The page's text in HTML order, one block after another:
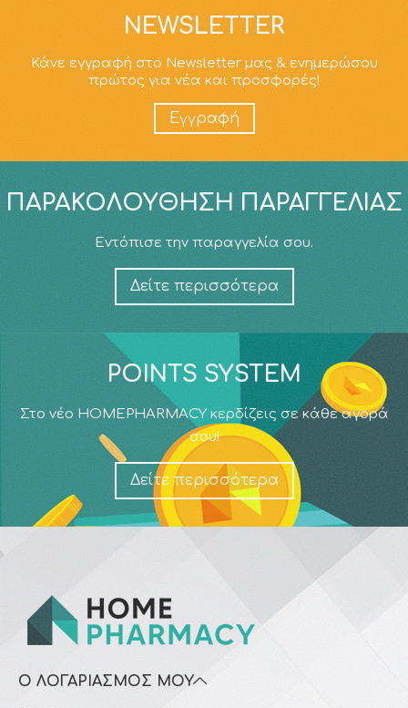
NEWSLETTER
Κάνε εγγραφή στο Newsletter μας & ενημερώσου
πρώτος για νέα και προσφορές!
Εγγραφή
ΠΑΡΑΚΟΛΟΎΘΗΣΗ ΠΑΡΑΓΓΕΛΊΑΣ
Εντόπισε την παραγγελία σου.
Δείτε περισσότερα
POINTS SYSTEM
Στο νέο HOMEPHARMACY κερδίζεις σε κάθε αγορά
σου!
Δείτε περισσότερα
Ο ΛΟΓΑΡΙΑΣΜΌΣ ΜΟΥ